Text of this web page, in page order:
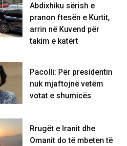
Abdixhiku sërish e
pranon ftesën e Kurtit,
arrin në Kuvend për
takim e katërt
Pacolli: Për presidentin
nuk mjaftojnë vetëm
votat e shumicës
Rrugët e Iranit dhe
Omanit do të mbeten të